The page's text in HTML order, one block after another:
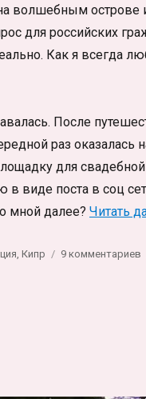
волшебным острове
для российских
Как я всегда
После
раз оказалась
для свадебной
виде поста в соц
мной далее? Читать
Кипр 9 комментариев